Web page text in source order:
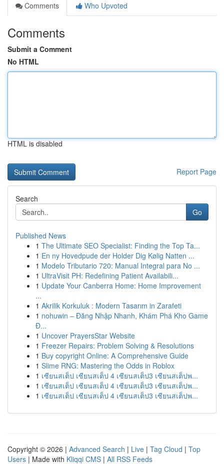
Comments
Who Upvoted
Comments
Submit a Comment
No HTML
HTML is disabled
Report Page
Search
Go
Published News
1 The Ultimate SEO Specialist: Finding the Top Ta...
1 En ny Hovedpude der Holder Dig Kølig Natten ...
1 Modelo Tributario 720: Manual Integral para No ...
1 UltraVisit PH: Redefining Patient Availabili...
1 Update Your Canberra Home: Home Improvement
...
1 Akrilik Korkuluk : Modern Tasarım in Zarafeti
1 nohuwin – Đăng Nhập Nhanh, Khám Phá Kho Game
Đ...
1 Uncover PrayersStar Website
1 Freezer Repairs: Problem Solving & Resolutions
1 Buy copyright Online: A Comprehensive Guide
1 Slime RNG: Mastering the Odds in Roblox
1 เซียนสเต็ป เซียนสเต็ป 4 เซียนสเต็ป3 เซียนสเต็ปพ...
1 เซียนสเต็ป เซียนสเต็ป 4 เซียนสเต็ป3 เซียนสเต็ปพ...
1 เซียนสเต็ป เซียนสเต็ป 4 เซียนสเต็ป3 เซียนสเต็ปพ...
Copyright © 2026 | Advanced Search | Live | Tag Cloud | Top
Users | Made with Kliqqi CMS | All RSS Feeds